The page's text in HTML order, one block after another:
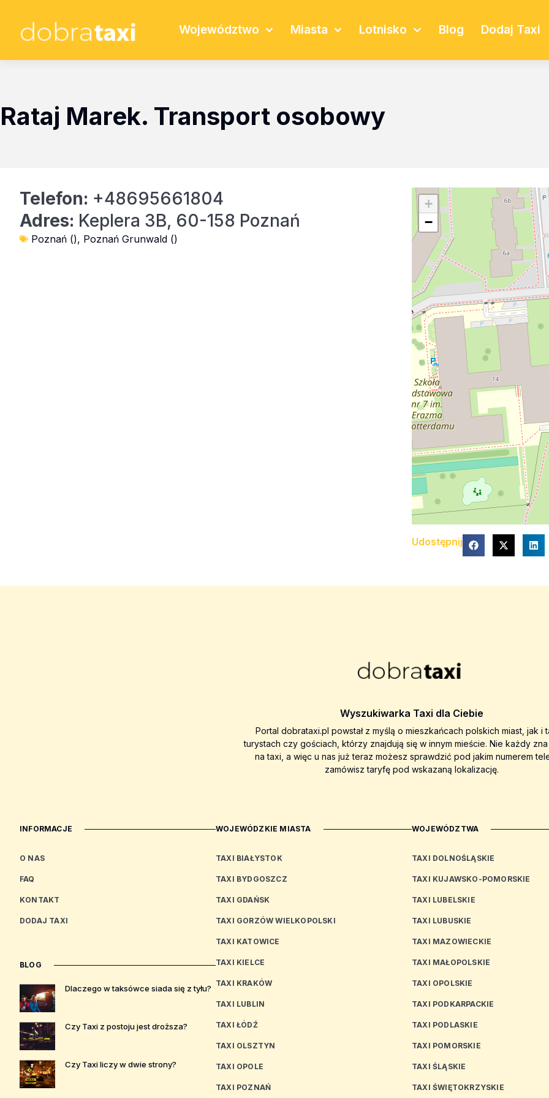
Województwo Miasta Lotnisko Blog Dodaj Taxi
Rataj Marek. Transport osobowy
Telefon: +48695661804
Adres: Keplera 3B, 60-158 Poznań
Poznań (), Poznań Grunwald ()
+
−
Udostępnij
Wyszukiwarka Taxi dla Ciebie
Portal dobrataxi.pl powstał z myślą o mieszkańcach polskich miast, jak i
turystach czy gościach, którzy znajdują się w innym mieście. Nie każdy
na taxi, a więc u nas już teraz możesz sprawdzić pod jakim numerem
zamówisz taryfę pod wskazaną lokalizację.
INFORMACJE
O NAS
FAQ
KONTAKT
DODAJ TAXI
BLOG
Dlaczego w taksówce siada się z tyłu?
Czy Taxi z postoju jest droższa?
Czy Taxi liczy w dwie strony?
WOJEWÓDZKIE MIASTA
TAXI BIAŁYSTOK
TAXI BYDGOSZCZ
TAXI GDAŃSK
TAXI GORZÓW WIELKOPOLSKI
TAXI KATOWICE
TAXI KIELCE
TAXI KRAKÓW
TAXI LUBLIN
TAXI ŁÓDŹ
TAXI OLSZTYN
TAXI OPOLE
TAXI POZNAŃ
WOJEWÓDZTWA
TAXI DOLNOŚLĄSKIE
TAXI KUJAWSKO-POMORSKIE
TAXI LUBELSKIE
TAXI LUBUSKIE
TAXI MAZOWIECKIE
TAXI MAŁOPOLSKIE
TAXI OPOLSKIE
TAXI PODKARPACKIE
TAXI PODLASKIE
TAXI POMORSKIE
TAXI ŚLĄSKIE
TAXI ŚWIĘTOKRZYSKIE